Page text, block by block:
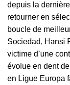
depuis la
retourner en
boucle de
Sociedad, Hansi
victime d’une
évolue en dent
en Ligue Europa